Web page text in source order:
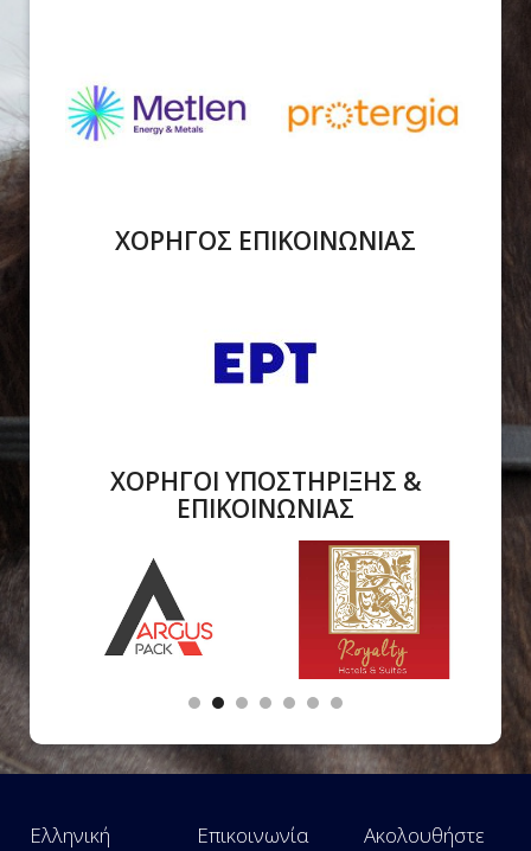
ΧΟΡΗΓΟΣ ΕΠΙΚΟΙΝΩΝΙΑΣ
ΧΟΡΗΓΟΙ ΥΠΟΣΤΗΡΙΞΗΣ &
ΕΠΙΚΟΙΝΩΝΙΑΣ
Ελληνική
Επικοινωνία
Ακολουθήστε